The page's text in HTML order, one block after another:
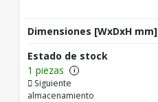
Dimensiones [WxDxH mm]
Estado de stock
1 piezas
i
Siguiente
almacenamiento